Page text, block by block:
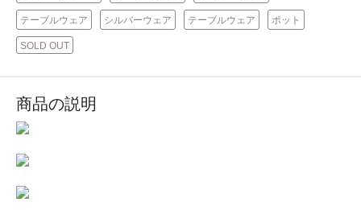
テーブルウェア シルバーウェア テーブルウェア ポット
SOLD OUT
商品の説明